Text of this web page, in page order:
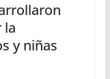
la
y niñas